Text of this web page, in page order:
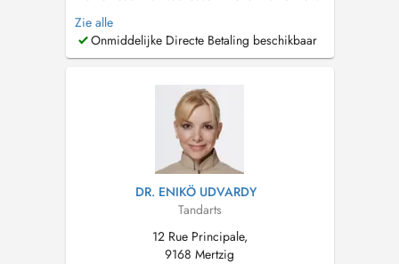
Ab dem 12.07.2024 werde ich Sie im schönen
Diekirch begrüssen! Die Praxis wird
gemeinsam mit Dr. Georges Biltgen geführt.
Vereinbarung spezifisch, dass der Termi...
Zie alle
Onmiddelijke Directe Betaling beschikbaar
DR. ENIKÖ UDVARDY
Tandarts
12 Rue Principale,
9168 Mertzig